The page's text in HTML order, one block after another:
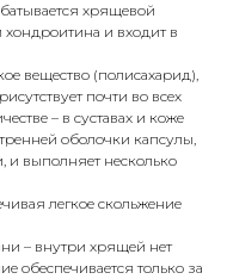
хрящевой
хондроитина и входит в
вещество (полисахарид),
почти во всех
– в суставах и коже
оболочки капсулы,
и выполняет несколько
легкое скольжение
– внутри хрящей нет
обеспечивается только за